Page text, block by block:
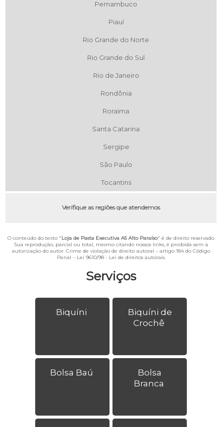
Serviços
Biquíni
Biquíni de
Crochê
Bolsa Baú
Bolsa
Branca
Pernambuco
Piauí
Rio Grande do Norte
Rio Grande do Sul
Rio de Janeiro
Rondônia
Roraima
Santa Catarina
Sergipe
São Paulo
Tocantins
Verifique as regiões que atendemos
O conteúdo do texto "Loja de Pasta Executiva A5 Alto Paraíso" é de direito reservado.
Sua reprodução, parcial ou total, mesmo citando nossos links, é proibida sem a
autorização do autor. Crime de violação de direito autoral – artigo 184 do Código
Penal – Lei 9610/98 - Lei de direitos autorais.